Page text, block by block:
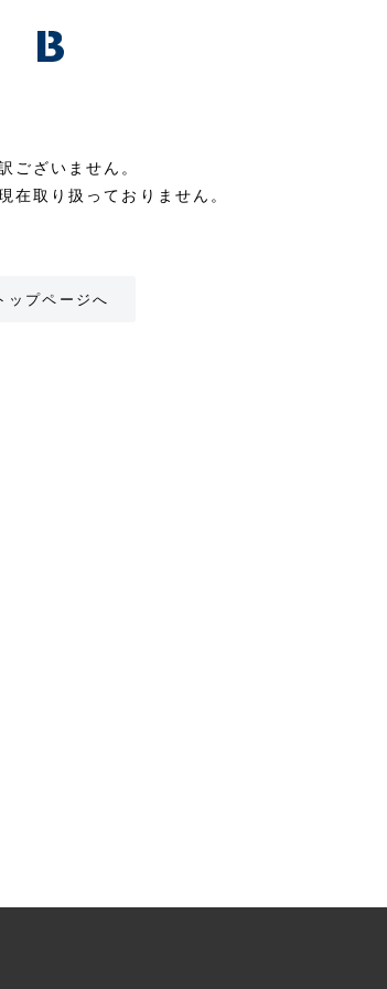
ございません。
在取り扱っておりません。
ップページへ